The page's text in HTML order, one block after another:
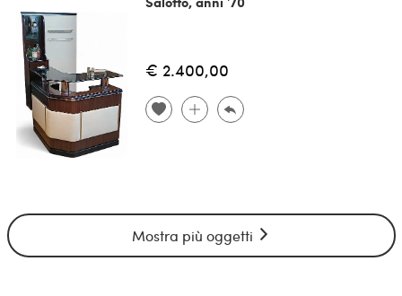
€ 2.400,00
Mostra più oggetti